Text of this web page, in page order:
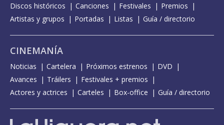
Discos históricos
Canciones Festivales
Premios
Artistas y grupos
Portadas Listas Guía / directorio
CINEMANÍA
Noticias Cartelera Próximos estrenos
DVD
Avances
Tráilers
Festivales + premios
Actores y actrices
Carteles Box-office Guía / directorio